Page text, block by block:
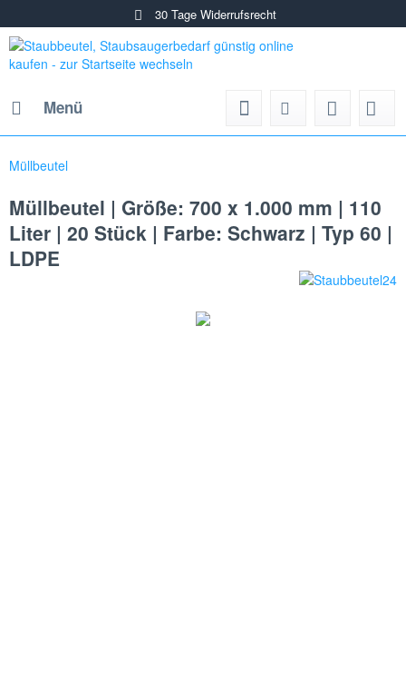
30 Tage Widerrufsrecht
Menü
Müllbeutel
Müllbeutel | Größe: 700 x 1.000 mm | 110
Liter | 20 Stück | Farbe: Schwarz | Typ 60 |
LDPE